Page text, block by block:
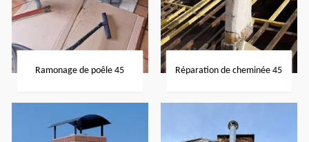
Ramonage de poêle 45 Réparation de cheminée 45